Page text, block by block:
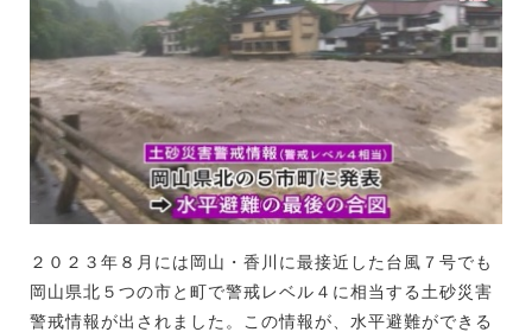
２０２３年８月には岡山・香川に最接近した台風７号でも
岡山県北５つの市と町で警戒レベル４に相当する土砂災害
警戒情報が出されました。この情報が、水平避難ができる